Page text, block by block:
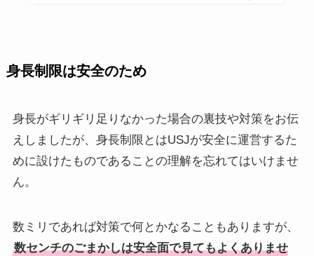
身長制限は安全のため
身長がギリギリ足りなかった場合の裏技や対策をお伝
えしましたが、身長制限とはUSJが安全に運営するた
めに設けたものであることの理解を忘れてはいけませ
ん。
数ミリであれば対策で何とかなることもありますが、
数センチのごまかしは安全面で見てもよくありませ